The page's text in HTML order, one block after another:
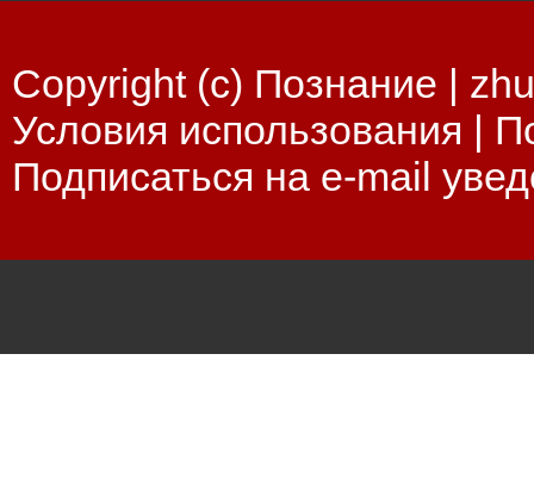
Copyright (c) Познание |
Условия использования |
Подписаться на e-mail